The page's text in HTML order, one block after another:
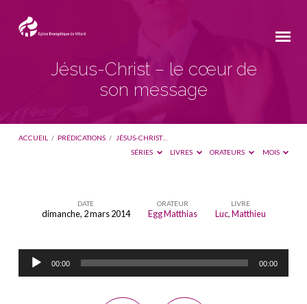
Jésus-Christ – le cœur de
son message
ACCUEIL / PRÉDICATIONS /
JÉSUS-CHRIST…
SÉRIES
LIVRES ORATEURS MOIS
le
DATE
dimanche, 2 mars 2014
ORATEUR
Egg Matthias
LIVRE
Luc,Matthieu
Lecteur
audio
00:00 00:00